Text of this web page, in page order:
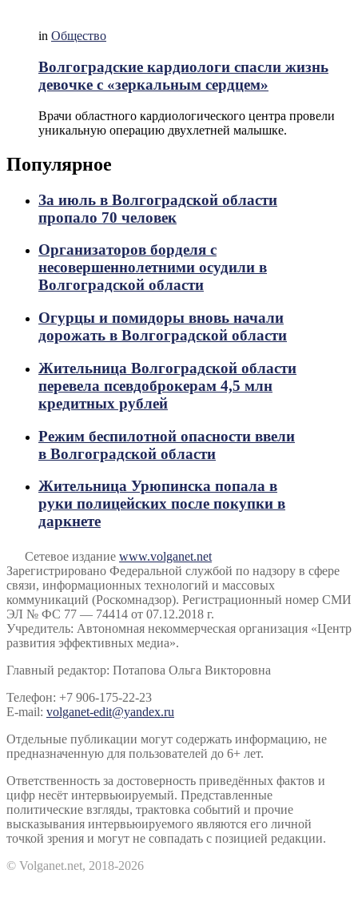
in Общество
Волгоградские кардиологи спасли жизнь
девочке с «зеркальным сердцем»
Врачи областного кардиологического центра провели
уникальную операцию двухлетней малышке.
Популярное
За июль в Волгоградской области
пропало 70 человек
Организаторов борделя с
несовершеннолетними осудили в
Волгоградской области
Огурцы и помидоры вновь начали
дорожать в Волгоградской области
Жительница Волгоградской области
перевела псевдоброкерам 4,5 млн
кредитных рублей
Режим беспилотной опасности ввели
в Волгоградской области
Жительница Урюпинска попала в
руки полицейских после покупки в
даркнете
Сетевое издание www.volganet.net
Зарегистрировано Федеральной службой по надзору в сфере
связи, информационных технологий и массовых
коммуникаций (Роскомнадзор). Регистрационный номер СМИ
ЭЛ № ФС 77 — 74414 от 07.12.2018 г.
Учредитель: Автономная некоммерческая организация «Центр
развития эффективных медиа».
Главный редактор: Потапова Ольга Викторовна
Телефон: +7 906-175-22-23
E-mail: volganet-edit@yandex.ru
Отдельные публикации могут содержать информацию, не
предназначенную для пользователей до 6+ лет.
Ответственность за достоверность приведённых фактов и
цифр несёт интервьюируемый. Представленные
политические взгляды, трактовка событий и прочие
высказывания интервьюируемого являются его личной
точкой зрения и могут не совпадать с позицией редакции.
© Volganet.net, 2018-2026